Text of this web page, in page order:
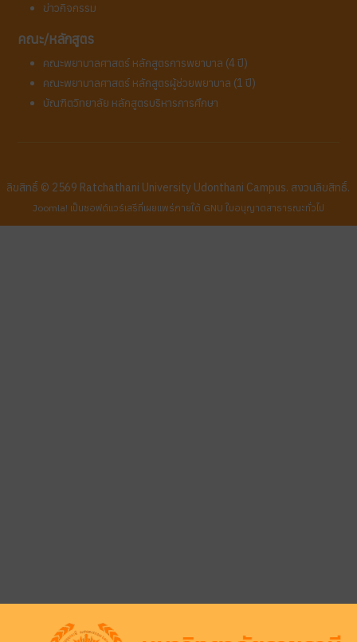
ข่าวกิจกรรม
คณะ/หลักสูตร
คณะพยาบาลศาสตร์ หลักสูตรการพยาบาล (4 ปี)
คณะพยาบาลศาสตร์ หลักสูตรผู้ช่วยพยาบาล (1 ปี)
บัณฑิตวิทยาลัย หลักสูตรบริหารการศึกษา
ลิขสิทธิ์ © 2569 Ratchathani University Udonthani Campus. สงวนลิขสิทธิ์.
Joomla! เป็นซอฟต์แวร์เสรีที่เผยแพร่ภายใต้ GNU ใบอนุญาตสาธารณะทั่วไป